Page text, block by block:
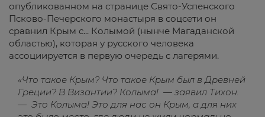
опубликованном на странице Свято-Успенского
Псково-Печерского монастыря в соцсети он
сравнил Крым с... Колымой (нынче Магаданской
областью), которая у русского человека
ассоциируется в первую очередь с лагерями.
«Что такое Крым? Что такое Крым был в Древней
Греции? В Византии? Колыма! — заявил Тихон.
— Это Колыма! Это для нас он Крым, а для них